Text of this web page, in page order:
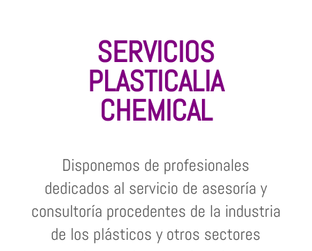
SERVICIOS
PLASTICALIA
CHEMICAL
Disponemos de profesionales
dedicados al servicio de asesoría y
consultoría procedentes de la industria
de los plásticos y otros sectores